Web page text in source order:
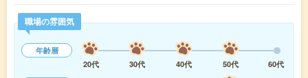
職場の雰囲気
年齢層
20代
30代 40代 50代
60代